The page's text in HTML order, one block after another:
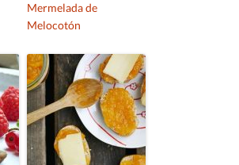
Mermelada de
Melocotón